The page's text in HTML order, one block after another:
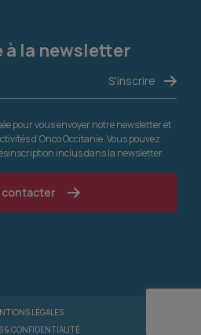
la newsletter
pour vous envoyer notre newsletter et
d'Onco Occitanie. Vous pouvez
inclus dans la newsletter.
contacter
LÉGALES
& CONFIDENTIALITÉ